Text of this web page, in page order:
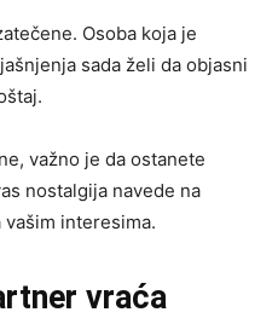
Osoba koja je
sada želi da objasni
važno je da ostanete
nostalgija navede na
interesima.
vraća